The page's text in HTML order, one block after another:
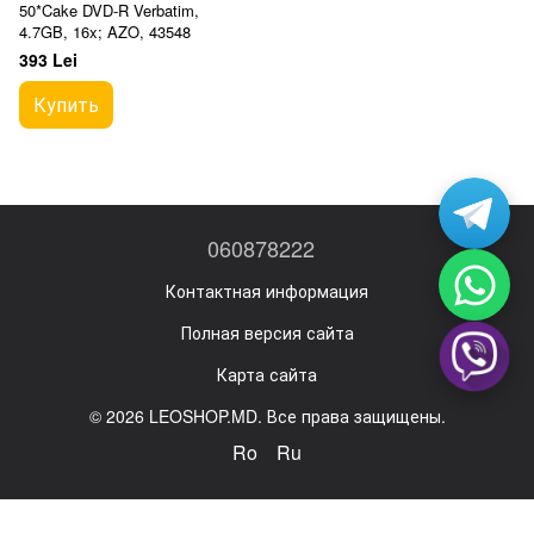
50*Cake DVD-R Verbatim,
4.7GB, 16x; AZO, 43548
393 Lei
Купить
060878222
Контактная информация
Полная версия сайта
Карта сайта
© 2026 LEOSHOP.MD. Все права защищены.
Ro Ru